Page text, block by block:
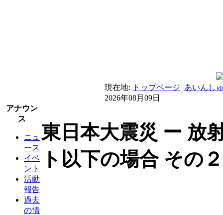
現在地: トップページ あいんし
2026年08月09日
アナウン
ス
ニュ
ース
イベ
ント
活動
報告
過去
の情
東日本大震災 ー 放
ト以下の場合 その２